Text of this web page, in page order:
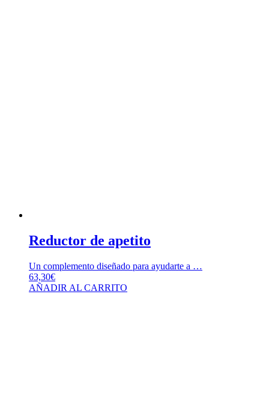
Reductor de apetito
Un complemento diseñado para ayudarte a …
63,30€
AÑADIR AL CARRITO